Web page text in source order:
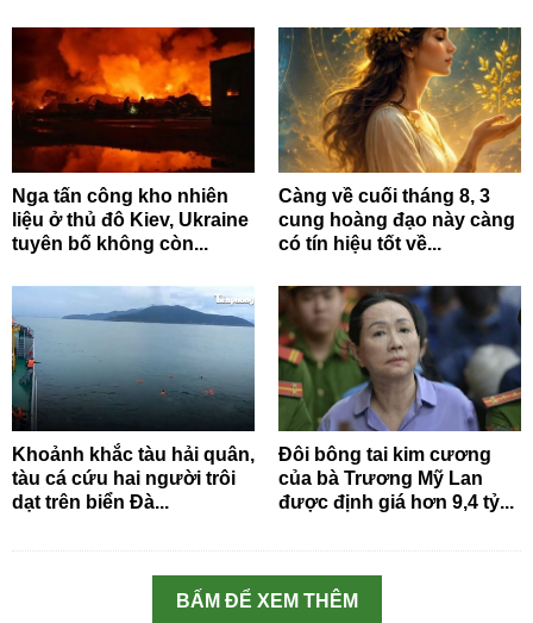
Nga tấn công kho nhiên
liệu ở thủ đô Kiev, Ukraine
tuyên bố không còn...
Càng về cuối tháng 8, 3
cung hoàng đạo này càng
có tín hiệu tốt về...
Khoảnh khắc tàu hải quân,
tàu cá cứu hai người trôi
dạt trên biển Đà...
Đôi bông tai kim cương
của bà Trương Mỹ Lan
được định giá hơn 9,4 tỷ...
BẤM ĐỂ XEM THÊM